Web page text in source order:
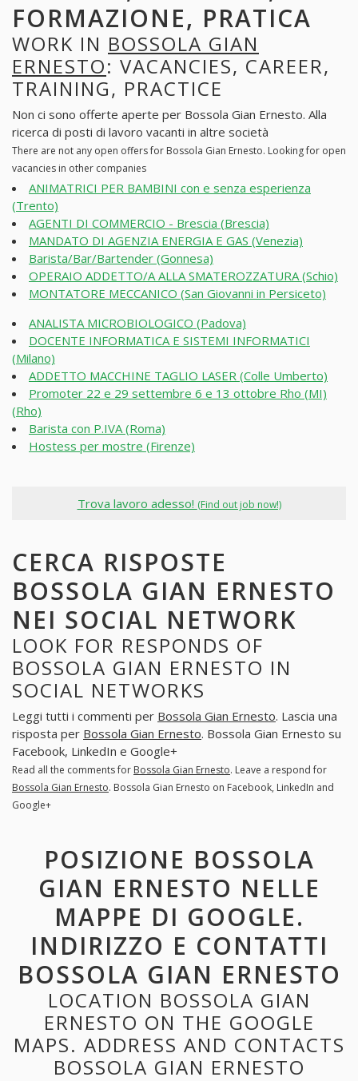
FORMAZIONE, PRATICA
WORK IN BOSSOLA GIAN
ERNESTO: VACANCIES, CAREER,
TRAINING, PRACTICE
Non ci sono offerte aperte per Bossola Gian Ernesto. Alla
ricerca di posti di lavoro vacanti in altre società
There are not any open offers for Bossola Gian Ernesto. Looking for open
vacancies in other companies
ANIMATRICI PER BAMBINI con e senza esperienza
(Trento)
AGENTI DI COMMERCIO - Brescia (Brescia)
MANDATO DI AGENZIA ENERGIA E GAS (Venezia)
Barista/Bar/Bartender (Gonnesa)
OPERAIO ADDETTO/A ALLA SMATEROZZATURA (Schio)
MONTATORE MECCANICO (San Giovanni in Persiceto)
ANALISTA MICROBIOLOGICO (Padova)
DOCENTE INFORMATICA E SISTEMI INFORMATICI
(Milano)
ADDETTO MACCHINE TAGLIO LASER (Colle Umberto)
Promoter 22 e 29 settembre 6 e 13 ottobre Rho (MI)
(Rho)
Barista con P.IVA (Roma)
Hostess per mostre (Firenze)
Trova lavoro adesso! (Find out job now!)
CERCA RISPOSTE
BOSSOLA GIAN ERNESTO
NEI SOCIAL NETWORK
LOOK FOR RESPONDS OF
BOSSOLA GIAN ERNESTO IN
SOCIAL NETWORKS
Leggi tutti i commenti per Bossola Gian Ernesto. Lascia una
risposta per Bossola Gian Ernesto. Bossola Gian Ernesto su
Facebook, LinkedIn e Google+
Read all the comments for Bossola Gian Ernesto. Leave a respond for
Bossola Gian Ernesto. Bossola Gian Ernesto on Facebook, LinkedIn and
Google+
POSIZIONE BOSSOLA
GIAN ERNESTO NELLE
MAPPE DI GOOGLE.
INDIRIZZO E CONTATTI
BOSSOLA GIAN ERNESTO
LOCATION BOSSOLA GIAN
ERNESTO ON THE GOOGLE
MAPS. ADDRESS AND CONTACTS
BOSSOLA GIAN ERNESTO